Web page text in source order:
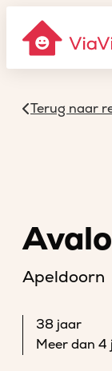
Terug naar
Apeldoorn
38 jaar
Meer dan